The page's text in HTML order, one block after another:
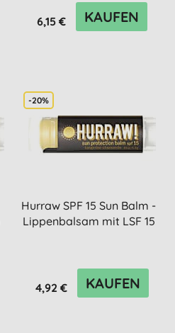
6,15 € KAUFEN
-20%
Hurraw SPF 15 Sun Balm -
Lippenbalsam mit LSF 15
4,92 € KAUFEN